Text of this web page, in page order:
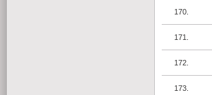
170.
171.
172.
173.